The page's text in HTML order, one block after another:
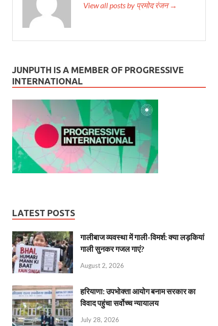
View all posts by प्रमोद रंजन →
JUNPUTH IS A MEMBER OF PROGRESSIVE
INTERNATIONAL
LATEST POSTS
गालीबाज व्‍यवस्‍था में गाली-विमर्श: क्या लड़कियां
गाली सुनकर गजल गाएं?
August 2, 2026
हरियाणा: उपभोक्ता आयोग बनाम सरकार का
विवाद पहुंचा सर्वोच्च न्यायालय
July 28, 2026